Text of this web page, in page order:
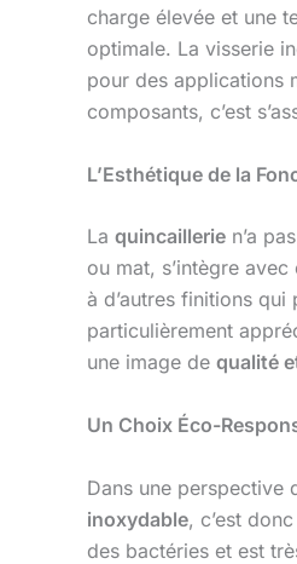
charge élevée et une
optimale. La visserie
pour des applications
composants, c’est
L’Esthétique de la
La quincaillerie n’a
ou mat, s’intègre
à d’autres finitions qui
particulièrement
une image de qualité
Un Choix Éco-
Dans une perspective
inoxydable, c’est
des bactéries et est